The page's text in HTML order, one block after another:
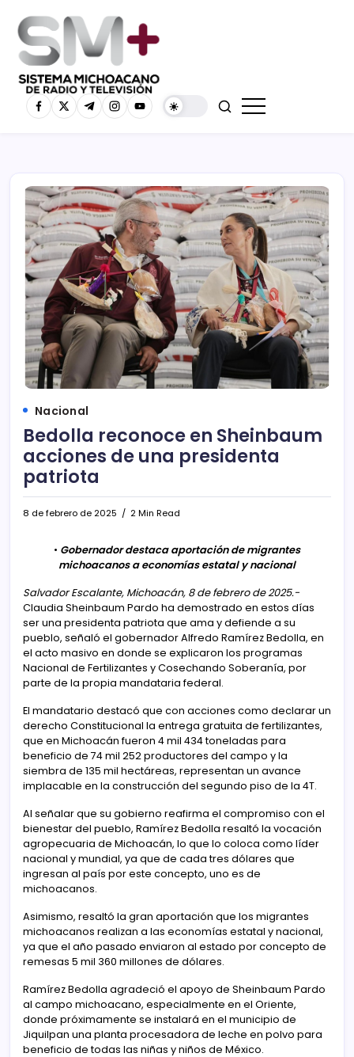
Nacional
Bedolla reconoce en Sheinbaum
acciones de una presidenta
patriota
8 de febrero de 2025 2 Min Read
• Gobernador destaca aportación de migrantes
michoacanos a economías estatal y nacional
Salvador Escalante, Michoacán, 8 de febrero de 2025.-
Claudia Sheinbaum Pardo ha demostrado en estos días
ser una presidenta patriota que ama y defiende a su
pueblo, señaló el gobernador Alfredo Ramírez Bedolla, en
el acto masivo en donde se explicaron los programas
Nacional de Fertilizantes y Cosechando Soberanía, por
parte de la propia mandataria federal.
El mandatario destacó que con acciones como declarar un
derecho Constitucional la entrega gratuita de fertilizantes,
que en Michoacán fueron 4 mil 434 toneladas para
beneficio de 74 mil 252 productores del campo y la
siembra de 135 mil hectáreas, representan un avance
implacable en la construcción del segundo piso de la 4T.
Al señalar que su gobierno reafirma el compromiso con el
bienestar del pueblo, Ramírez Bedolla resaltó la vocación
agropecuaria de Michoacán, lo que lo coloca como líder
nacional y mundial, ya que de cada tres dólares que
ingresan al país por este concepto, uno es de
michoacanos.
Asimismo, resaltó la gran aportación que los migrantes
michoacanos realizan a las economías estatal y nacional,
ya que el año pasado enviaron al estado por concepto de
remesas 5 mil 360 millones de dólares.
Ramírez Bedolla agradeció el apoyo de Sheinbaum Pardo
al campo michoacano, especialmente en el Oriente,
donde próximamente se instalará en el municipio de
Jiquilpan una planta procesadora de leche en polvo para
beneficio de todas las niñas y niños de México.